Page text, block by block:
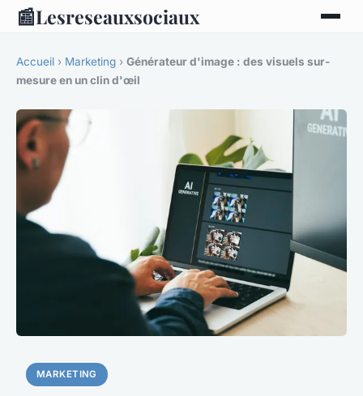
📰Lesreseauxsociaux
Accueil › Marketing › Générateur d'image : des visuels sur-
mesure en un clin d'œil
MARKETING